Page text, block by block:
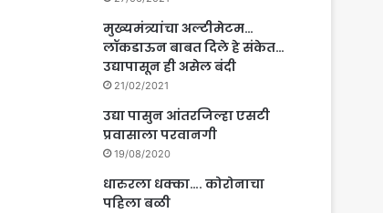
मुख्यमंत्र्यांचा अल्टीमेटम…
लॉकडाऊन बाबत दिले हे संकेत…
उद्यापासून ही असेल बंदी
21/02/2021
उद्या पासुन आंतरजिल्हा एसटी
प्रवासाला परवानगी
19/08/2020
धारुरला धक्का…. कोरोनाचा
पहिला बळी